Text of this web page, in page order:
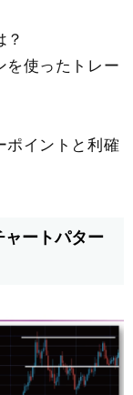
？
を使ったトレー
ポイントと利確
ートパター